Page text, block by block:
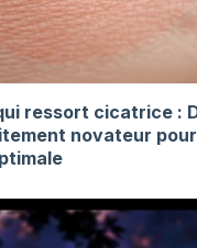
ressort cicatrice :
novateur